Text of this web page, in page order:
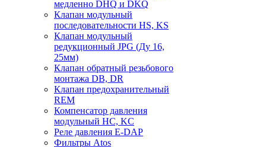
медленно DHQ и DKQ
Клапан модульный
последовательности HS, KS
Клапан модульный
редукционный JPG (Ду 16,
25мм)
Клапан обратный резьбового
монтажа DB, DR
Клапан предохранительный
REM
Компенсатор давления
модульный HC, KC
Реле давления E-DAP
Фильтры Atos